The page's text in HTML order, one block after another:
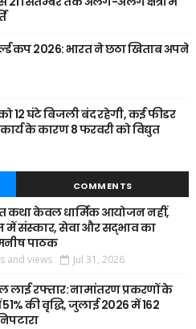
कप 2026: भारत ने छठा खिताब अपने
12 घंटे बिजली बंद रहेगी, कई फीडर
के कारण 8 फरवरी को विद्युत
COMMENTS
कथा केवल धार्मिक आयोजन नहीं,
में संस्कार, सेवा और सद्भाव का
पाठक
and views Jul 31, 2026
लाई रफ्तार: नामांतरण प्रकरणों के
की वृद्धि, जुलाई 2026 में 162